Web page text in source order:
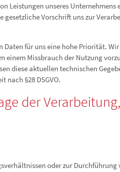
Leistungen unseres
Vorschrift uns zur
für uns eine hohe Priorität.
Missbrauch der Nutzung
diese aktuellen technischen
§28 DSGVO.
der
oder zur